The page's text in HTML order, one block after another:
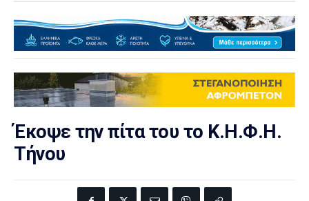
Έκοψε την πίτα του το Κ.Η.Φ.Η.
Τήνου